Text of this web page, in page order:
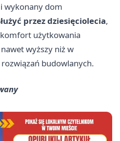
wykonany dom
przez dziesięciolecia,
użytkowania
wyższy niż w
budowlanych.